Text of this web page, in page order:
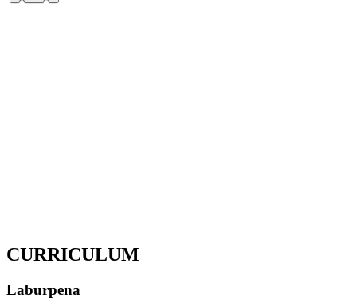
CURRICULUM
Laburpena